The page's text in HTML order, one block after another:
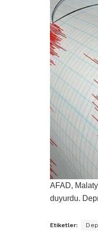
AFAD,
duyurdu.
Etiketler: